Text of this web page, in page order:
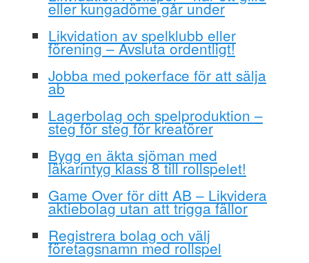
eller kungadöme går under
Likvidation av spelklubb eller
förening – Avsluta ordentligt!
Jobba med pokerface för att sälja
ab
Lagerbolag och spelproduktion –
steg för steg för kreatörer
Bygg en äkta sjöman med
läkarintyg klass 8 till rollspelet!
Game Over för ditt AB – Likvidera
aktiebolag utan att trigga fällor
Registrera bolag och välj
företagsnamn med rollspel